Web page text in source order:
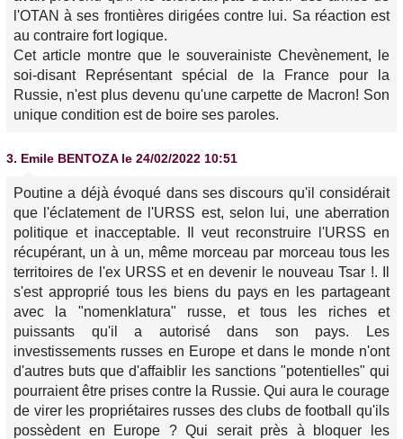
l'OTAN à ses frontières dirigées contre lui. Sa réaction est
au contraire fort logique.
Cet article montre que le souverainiste Chevènement, le
soi-disant Représentant spécial de la France pour la
Russie, n'est plus devenu qu'une carpette de Macron! Son
unique condition est de boire ses paroles.
3. Emile BENTOZA le 24/02/2022 10:51
Poutine a déjà évoqué dans ses discours qu'il considérait
que l'éclatement de l'URSS est, selon lui, une aberration
politique et inacceptable. Il veut reconstruire l'URSS en
récupérant, un à un, même morceau par morceau tous les
territoires de l'ex URSS et en devenir le nouveau Tsar !. Il
s'est approprié tous les biens du pays en les partageant
avec la "nomenklatura" russe, et tous les riches et
puissants qu'il a autorisé dans son pays. Les
investissements russes en Europe et dans le monde n'ont
d'autres buts que d'affaiblir les sanctions "potentielles" qui
pourraient être prises contre la Russie. Qui aura le courage
de virer les propriétaires russes des clubs de football qu'ils
possèdent en Europe ? Qui serait près à bloquer les